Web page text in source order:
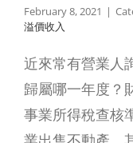
February 8, 2021 |
溢價收入
近來常有營業人
歸屬哪一年度？
事業所得稅查核